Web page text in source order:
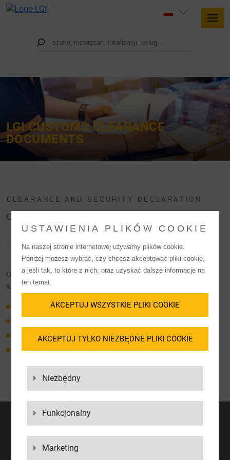
LGI CUSTOMS CLEARANCE
DOCUMENTS
CLEARANCE AND SECURITY DECLARATION
OUR TEMPLATES FOR CUSTOMS
On this page you will find the sample customs clearance orders (import
& export) and our Authorized Economic Operator security declaration.
Customs clearance import
AEO security declaration
General Terms and Conditions
Unique insights from your logistics expert.
USTAWIENIA PLIKÓW COOKIE
Na naszej stronie internetowej używamy plików cookie.
Poniżej możesz wybrać, czy chcesz akceptować pliki cookie,
a jeśli tak, to które z nich, oraz uzyskać dalsze informacje na
ten temat.
AKCEPTUJ WSZYSTKIE PLIKI COOKIE
AKCEPTUJ TYLKO NIEZBĘDNE PLIKI COOKIE
Niezbędny
Funkcjonalny
Marketing